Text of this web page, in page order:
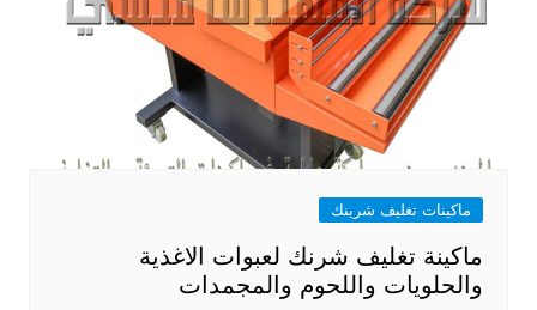
ماكينات تغليف شرينك
ماكينة تغليف شرنك لعبوات الاغذية
والحلويات واللحوم والمجمدات